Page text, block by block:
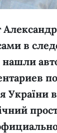
в
України